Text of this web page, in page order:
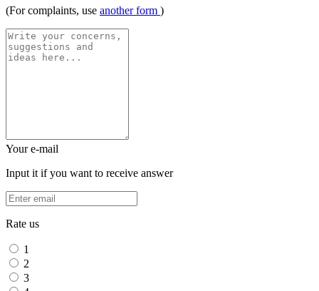
(For complaints, use another form )
Your e-mail
Input it if you want to receive answer
Rate us
1
2
3